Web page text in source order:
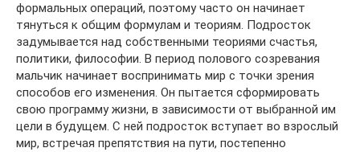
формальных операций, поэтому часто он начинает
тянуться к общим формулам и теориям. Подросток
задумывается над собственными теориями счастья,
политики, философии. В период полового созревания
мальчик начинает воспринимать мир с точки зрения
способов его изменения. Он пытается сформировать
свою программу жизни, в зависимости от выбранной им
цели в будущем. С ней подросток вступает во взрослый
мир, встречая препятствия на пути, постепенно